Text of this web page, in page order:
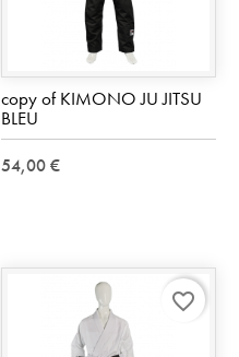
copy of KIMONO JU JITSU
BLEU
54,00 €
favorite_border